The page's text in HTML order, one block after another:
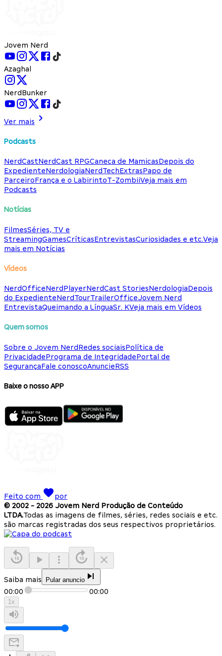
Jovem Nerd
Azaghal
NerdBunker
Ver mais
Podcasts
NerdCastNerdCast RPGCaneca de MamicasDepois do
ExpedienteNerdologiaNerdTechExtrasPapo de
ParceiroFrança e o LabirintoT-ZombiiVeja mais em
Podcasts
Notícias
FilmesSéries, TV e
StreamingGamesCríticasEntrevistasCuriosidades e etc.Veja
mais em Notícias
Vídeos
NerdOfficeNerdPlayerNerdCast StoriesNerdologiaDepois
do ExpedienteNerdTourTrailerOfficeJovem Nerd
EntrevistaQueimando a LínguaSr. KVeja mais em Vídeos
Quem somos
Sobre o Jovem NerdRedes sociaisPolítica de
PrivacidadePrograma de IntegridadePortal de
SegurançaFale conoscoAnuncieRSS
Baixe o nosso APP
Feito com
por
© 2002 - 2026 Jovem Nerd Produção de Conteúdo
LTDA.Todas as imagens de filmes, séries, redes sociais e etc.
são marcas registradas dos seus respectivos proprietários.
Saiba mais Pular anuncio
00:00 00:00
1x